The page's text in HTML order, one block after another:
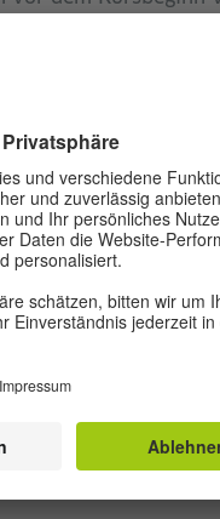
|
für die nächste
in